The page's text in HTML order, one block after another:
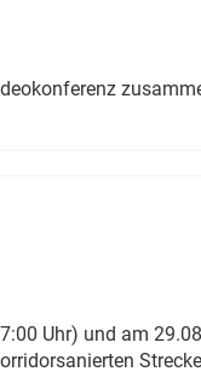
Uhr) und am